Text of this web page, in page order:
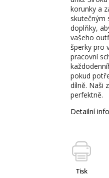
korunky a
skutečným
doplňky,
vašeho
šperky pro
pracovní
pokud
dílně. Naši
perfektně.
Detailní
Tisk